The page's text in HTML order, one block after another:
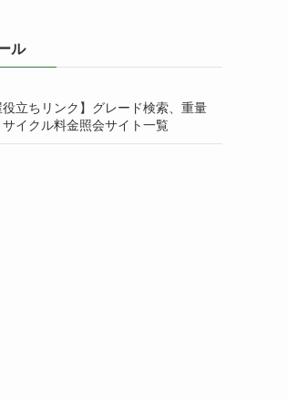
ル
役立ちリンク】グレード検索、重量
イクル料金照会サイト一覧